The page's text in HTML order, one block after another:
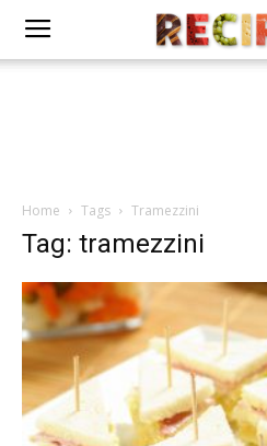
Home Tags Tramezzini
Tag: tramezzini